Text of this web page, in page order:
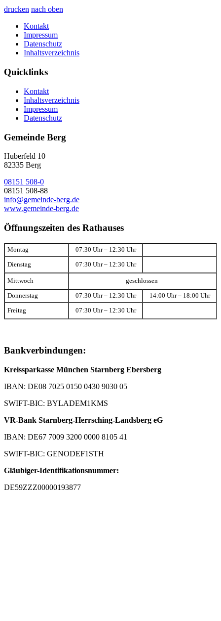
drucken nach oben
Kontakt
Impressum
Datenschutz
Inhaltsverzeichnis
Quicklinks
Kontakt
Inhaltsverzeichnis
Impressum
Datenschutz
Gemeinde Berg
Huberfeld 10
82335 Berg
08151 508-0
08151 508-88
info@gemeinde-berg.de
www.gemeinde-berg.de
Öffnungszeiten des Rathauses
Montag 07:30 Uhr – 12:30 Uhr
Dienstag 07:30 Uhr – 12:30 Uhr
Mittwoch geschlossen
Donnerstag 07:30 Uhr – 12:30 Uhr 14:00 Uhr – 18:00 Uhr
Freitag 07:30 Uhr – 12:30 Uhr
Bankverbindungen:
Kreissparkasse München Starnberg Ebersberg
IBAN: DE08 7025 0150 0430 9030 05
SWIFT-BIC: BYLADEM1KMS
VR-Bank Starnberg-Herrsching-Landsberg eG
IBAN: DE67 7009 3200 0000 8105 41
SWIFT-BIC: GENODEF1STH
Gläubiger-Identifikationsnummer:
DE59ZZZ00000193877